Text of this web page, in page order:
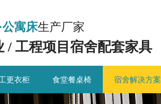
公寓床生产厂家
/ 工程项目宿舍配套家具
更衣柜 食堂餐桌椅 宿舍解决方案